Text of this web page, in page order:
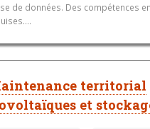
de données. Des compétences en
territorial
et